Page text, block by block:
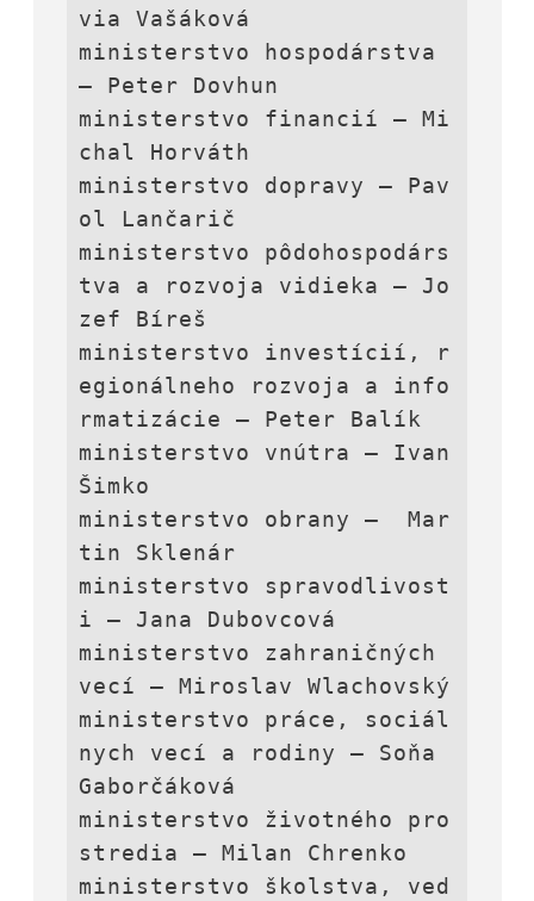
via Vašáková
ministerstvo hospodárstva
– Peter Dovhun
ministerstvo financií – Mi
chal Horváth
ministerstvo dopravy – Pav
ol Lančarič
ministerstvo pôdohospodárs
tva a rozvoja vidieka – Jo
zef Bíreš
ministerstvo investícií, r
egionálneho rozvoja a info
rmatizácie – Peter Balík
ministerstvo vnútra – Ivan
Šimko
ministerstvo obrany –  Mar
tin Sklenár
ministerstvo spravodlivost
i – Jana Dubovcová
ministerstvo zahraničných
vecí – Miroslav Wlachovský
ministerstvo práce, sociál
nych vecí a rodiny – Soňa
Gaborčáková
ministerstvo životného pro
stredia – Milan Chrenko
ministerstvo školstva, ved